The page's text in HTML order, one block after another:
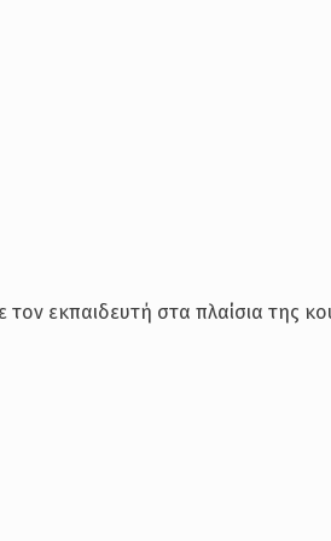
εκπαιδευτή στα πλαίσια της